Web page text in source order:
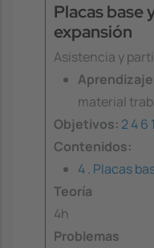
Placas base
expansión
Asistencia y
material
Objetivos: 246
Contenidos:
4 . Placas
Teoría
4h
Problemas